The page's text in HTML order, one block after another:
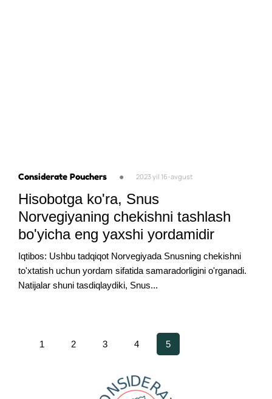
Considerate Pouchers ● 2023 yil 16-avgust
Hisobotga ko'ra, Snus
Norvegiyaning chekishni tashlash
bo'yicha eng yaxshi yordamidir
Iqtibos: Ushbu tadqiqot Norvegiyada Snusning chekishni
to'xtatish uchun yordam sifatida samaradorligini o'rganadi.
Natijalar shuni tasdiqlaydiki, Snus...
1 2 3 4 5